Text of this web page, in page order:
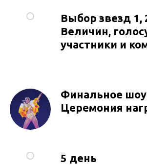
Выбор звезд 1,
Величин,
участники и
Финальное
Церемония
5 день